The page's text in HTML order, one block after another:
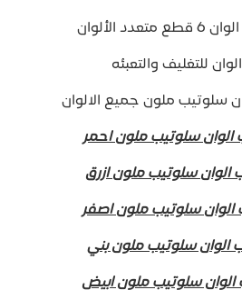
الألوان
للتغليف والتعبئه
سلوتيب ملون جميع الالوان
سلوتيب ملون احمر
سلوتيب ملون ازرق
سلوتيب ملون اصفر
الوان سلوتيب ملون بني
سلوتيب ملون ابيض